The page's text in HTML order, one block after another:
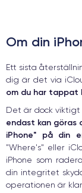
Om din
Ett sista
dig är det via
om du har tappat
Det är dock
endast kan göras
iPhone" på din
"Where's" eller
iPhone som
din integritet
operationen är